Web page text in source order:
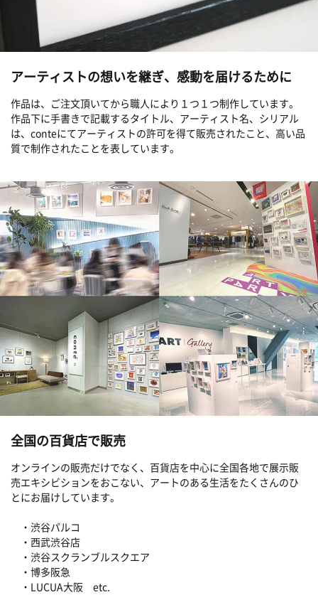
アーティストの想いを継ぎ、感動を届けるために
作品は、ご注文頂いてから職人により１つ１つ制作しています。
作品下に手書きで記載するタイトル、アーティスト名、シリアル
は、conteにてアーティストの許可を得て販売されたこと、高い品
質で制作されたことを表しています。
全国の百貨店で販売
オンラインの販売だけでなく、百貨店を中心に全国各地で展示販
売エキシビションをおこない、アートのある生活をたくさんのひ
とにお届けしています。
・渋谷パルコ
・西武渋谷店
・渋谷スクランブルスクエア
・博多阪急
・LUCUA大阪 etc.